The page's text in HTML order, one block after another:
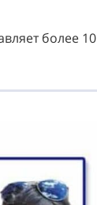
более 10